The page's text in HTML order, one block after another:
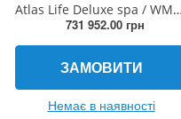
Atlas Life Deluxe spa / WM00756-D
731 952.00 грн
ЗАМОВИТИ
Немає в наявності